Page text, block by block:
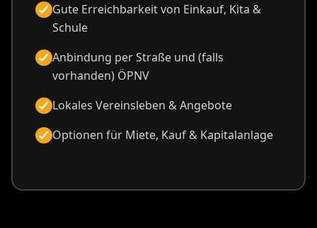
Gute Erreichbarkeit von Einkauf, Kita &
Schule
Anbindung per Straße und (falls
vorhanden) ÖPNV
Lokales Vereinsleben & Angebote
Optionen für Miete, Kauf & Kapitalanlage